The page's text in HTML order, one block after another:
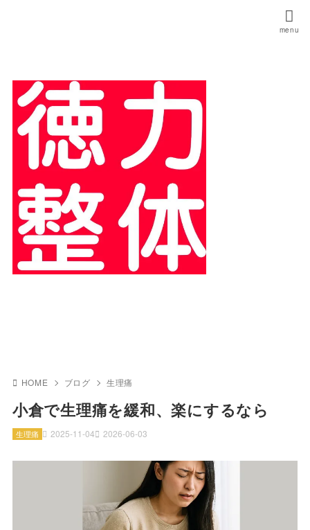
HOME ブログ 生理痛
小倉で生理痛を緩和、楽にするなら
2025-11-04 2026-06-03
生理痛